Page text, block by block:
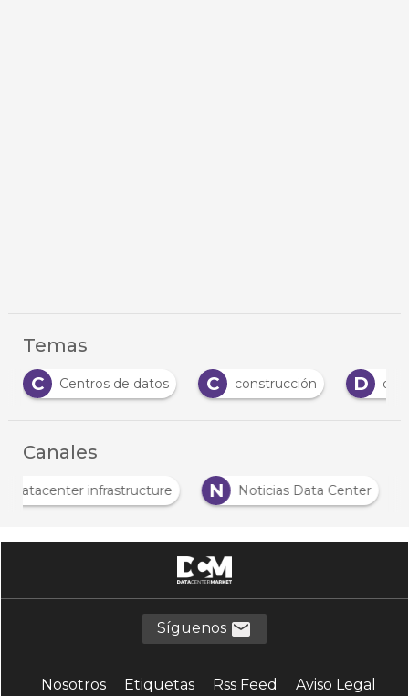
Temas
Centros de datos construcción data
Canales
Datacenter infrastructure N Noticias Data Center
Síguenos
Nosotros Etiquetas Rss Feed
Aviso Legal